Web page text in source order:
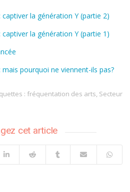
la génération Y (partie 2)
la génération Y (partie 1)
pourquoi ne viennent-ils pas?
: fréquentation des arts, Secteur
cet article